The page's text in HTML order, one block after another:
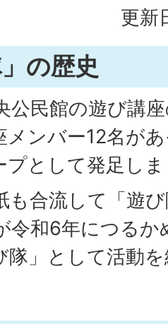
更新
の歴史
公民館の遊び講
メンバー12名が
プとして発足し
も合流して「遊
令和6年につるか
隊」として活動